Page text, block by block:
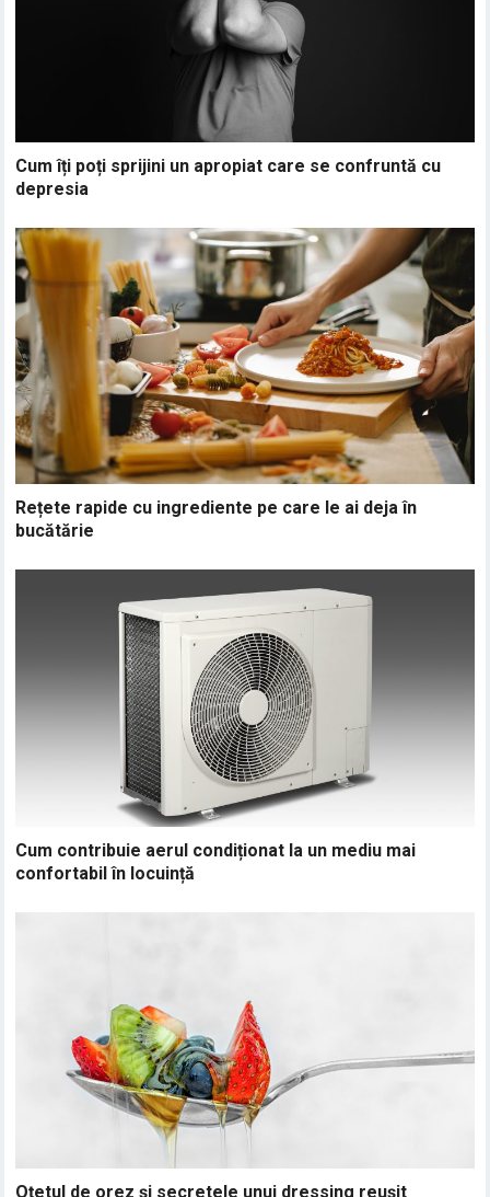
Cum îți poți sprijini un apropiat care se confruntă cu
depresia
Rețete rapide cu ingrediente pe care le ai deja în
bucătărie
Cum contribuie aerul condiționat la un mediu mai
confortabil în locuință
Oțetul de orez și secretele unui dressing reușit